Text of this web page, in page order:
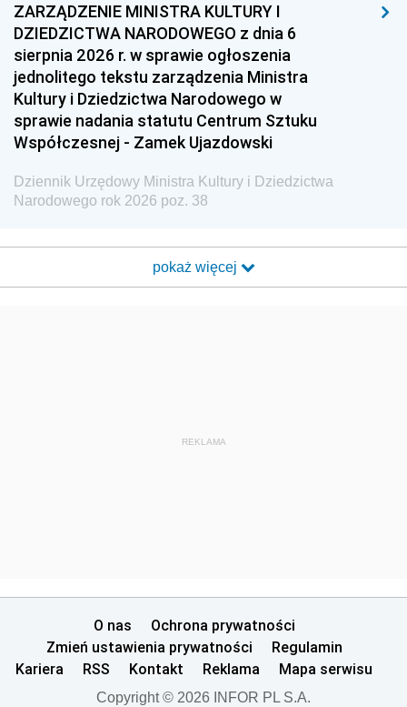
ZARZĄDZENIE MINISTRA KULTURY I
DZIEDZICTWA NARODOWEGO z dnia 6
sierpnia 2026 r. w sprawie ogłoszenia
jednolitego tekstu zarządzenia Ministra
Kultury i Dziedzictwa Narodowego w
sprawie nadania statutu Centrum Sztuku
Współczesnej - Zamek Ujazdowski
Dziennik Urzędowy Ministra Kultury i Dziedzictwa
Narodowego rok 2026 poz. 38
pokaż więcej
REKLAMA
O nas
Ochrona prywatności
Zmień ustawienia prywatności
Regulamin
Kariera
RSS Kontakt Reklama Mapa serwisu
Copyright © 2026 INFOR PL S.A.